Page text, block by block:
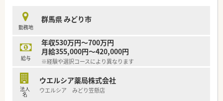
時短勤務ができるよう変更予定です。
■日用品から常備薬まで、従業員割引制度など嬉しいメリットも
たくさんあります！
勤務地
群馬県 みどり市
給与
年収530万円～700万円
月給355,000円～420,000円
※経験や選択コースにより異なります
法人
名
ウエルシア薬局株式会社
ウエルシア みどり笠懸店